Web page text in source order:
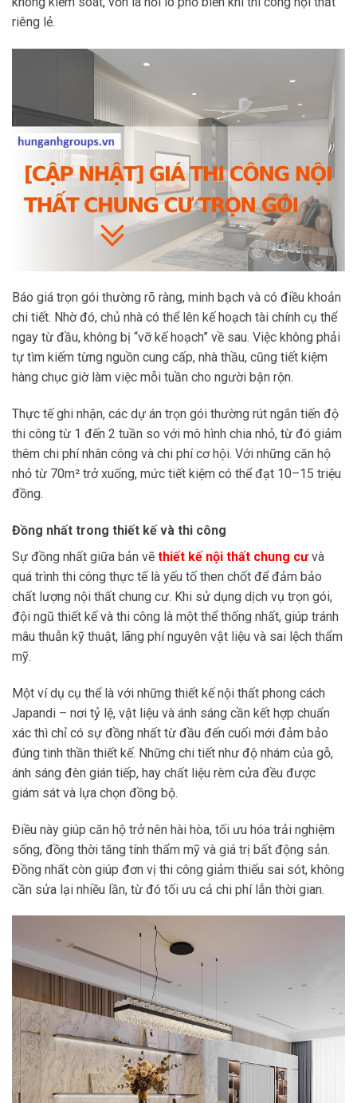
riêng lẻ.
Báo giá trọn gói thường rõ ràng, minh bạch và có điều khoản
chi tiết. Nhờ đó, chủ nhà có thể lên kế hoạch tài chính cụ thể
ngay từ đầu, không bị “vỡ kế hoạch” về sau. Việc không phải
tự tìm kiếm từng nguồn cung cấp, nhà thầu, cũng tiết kiệm
hàng chục giờ làm việc mỗi tuần cho người bận rộn.
Thực tế ghi nhận, các dự án trọn gói thường rút ngắn tiến độ
thi công từ 1 đến 2 tuần so với mô hình chia nhỏ, từ đó giảm
thêm chi phí nhân công và chi phí cơ hội. Với những căn hộ
nhỏ từ 70m² trở xuống, mức tiết kiệm có thể đạt 10–15 triệu
đồng.
Đồng nhất trong thiết kế và thi công
Sự đồng nhất giữa bản vẽ thiết kế nội thất chung cưvà
quá trình thi công thực tế là yếu tố then chốt để đảm bảo
chất lượng nội thất chung cư. Khi sử dụng dịch vụ trọn gói,
đội ngũ thiết kế và thi công là một thể thống nhất, giúp tránh
mâu thuẫn kỹ thuật, lãng phí nguyên vật liệu và sai lệch thẩm
mỹ.
Một ví dụ cụ thể là với những thiết kế nội thất phong cách
Japandi – nơi tỷ lệ, vật liệu và ánh sáng cần kết hợp chuẩn
xác thì chỉ có sự đồng nhất từ đầu đến cuối mới đảm bảo
đúng tinh thần thiết kế. Những chi tiết như độ nhám của gỗ,
ánh sáng đèn gián tiếp, hay chất liệu rèm cửa đều được
giám sát và lựa chọn đồng bộ.
Điều này giúp căn hộ trở nên hài hòa, tối ưu hóa trải nghiệm
sống, đồng thời tăng tính thẩm mỹ và giá trị bất động sản.
Đồng nhất còn giúp đơn vị thi công giảm thiểu sai sót, không
cần sửa lại nhiều lần, từ đó tối ưu cả chi phí lẫn thời gian.